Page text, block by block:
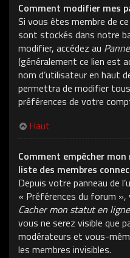
Comment modifier mes
Si vous êtes membre de
sont stockés dans notre
modifier, accédez au
(généralement ce lien est
nom d’utilisateur en haut
permettra de modifier
préférences de votre
Haut
Comment empêcher
liste des membres
Depuis votre panneau de
« Préférences du forum
Cacher mon statut en ligne
vous ne serez visible que
modérateurs et vous-
les membres invisibles.